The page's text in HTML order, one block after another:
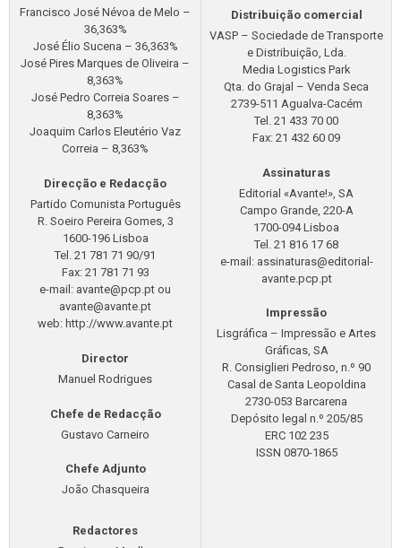
Francisco José Névoa de Melo –
36,363%
José Élio Sucena – 36,363%
José Pires Marques de Oliveira –
8,363%
José Pedro Correia Soares –
8,363%
Joaquim Carlos Eleutério Vaz
Correia – 8,363%
Direcção e Redacção
Partido Comunista Português
R. Soeiro Pereira Gomes, 3
1600-196 Lisboa
Tel. 21 781 71 90/91
Fax: 21 781 71 93
e-mail: avante@pcp.pt ou
avante@avante.pt
web: http://www.avante.pt
Director
Manuel Rodrigues
Chefe de Redacção
Gustavo Carneiro
Chefe Adjunto
João Chasqueira
Redactores
Distribuição comercial
VASP – Sociedade de Transporte
e Distribuição, Lda.
Media Logistics Park
Qta. do Grajal – Venda Seca
2739-511 Agualva-Cacém
Tel. 21 433 70 00
Fax: 21 432 60 09
Assinaturas
Editorial «Avante!», SA
Campo Grande, 220-A
1700-094 Lisboa
Tel. 21 816 17 68
e-mail: assinaturas@editorial-
avante.pcp.pt
Impressão
Lisgráfica – Impressão e Artes
Gráficas, SA
R. Consiglieri Pedroso, n.º 90
Casal de Santa Leopoldina
2730-053 Barcarena
Depósito legal n.º 205/85
ERC 102 235
ISSN 0870-1865